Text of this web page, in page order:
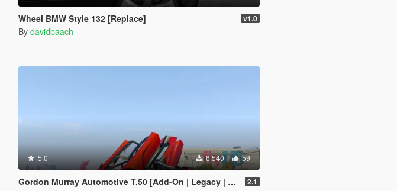
Wheel BMW Style 132 [Replace] v1.0
By davidbaach
5.0 6.540 59
Gordon Murray Automotive T.50 [Add-On | Legacy | Enhanced] 2.1